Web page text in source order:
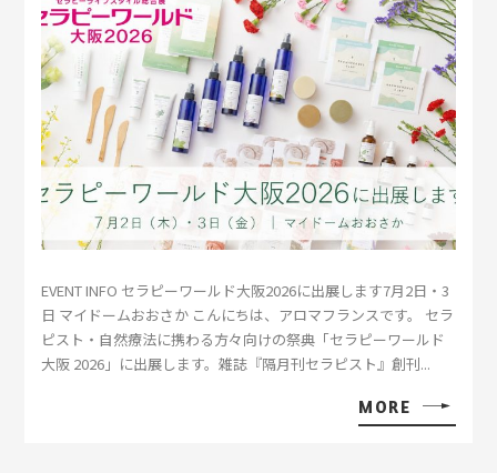
EVENT INFO セラピーワールド大阪2026に出展します7月2日・3
日 マイドームおおさか こんにちは、アロマフランスです。 セラ
ピスト・自然療法に携わる方々向けの祭典「セラピーワールド
大阪 2026」に出展します。雑誌『隔月刊セラピスト』創刊...
MORE